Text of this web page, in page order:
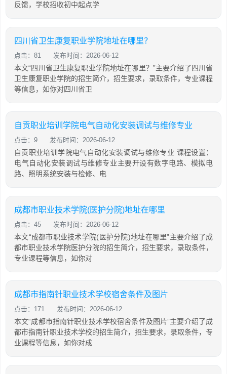
反馈，学校招收初中起点学
四川省卫生康复职业学院地址在哪里？
点击：81 发布时间：2026-06-12
本文“四川省卫生康复职业学院地址在哪里？”主要介绍了四川省
卫生康复职业学院的招生简介，招生要求，录取条件，专业课程
等信息，如你对四川省卫
自贡职业培训学院电气自动化安装调试与维修专业
点击：9 发布时间：2026-06-12
自贡职业培训学院电气自动化安装调试与维修专业 课程设置：
电气自动化安装调试与维修专业主要开设有数字电路、模拟电
路、照明系统安装与检修、电
成都市职业技术学院(医护分院)地址在哪里
点击：45 发布时间：2026-06-12
本文“成都市职业技术学院(医护分院)地址在哪里”主要介绍了成
都市职业技术学院医护分院的招生简介，招生要求，录取条件，
专业课程等信息，如你对
成都市指南针职业技术学校宿舍条件及图片
点击：171 发布时间：2026-06-12
本文“成都市指南针职业技术学校宿舍条件及图片”主要介绍了成
都市指南针职业技术学校的招生简介，招生要求，录取条件，专
业课程等信息，如你对成